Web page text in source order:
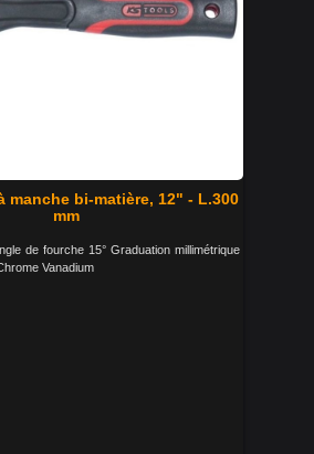
manche bi-matière, 12" - L.300
mm
de fourche 15° Graduation millimétrique
Vanadium